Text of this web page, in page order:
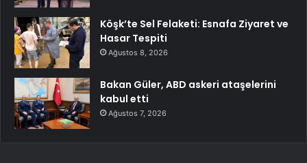
Köşk’te Sel Felaketi: Esnafa Ziyaret ve
Hasar Tespiti
Ağustos 8, 2026
Bakan Güler, ABD askeri ataşelerini
kabul etti
Ağustos 7, 2026